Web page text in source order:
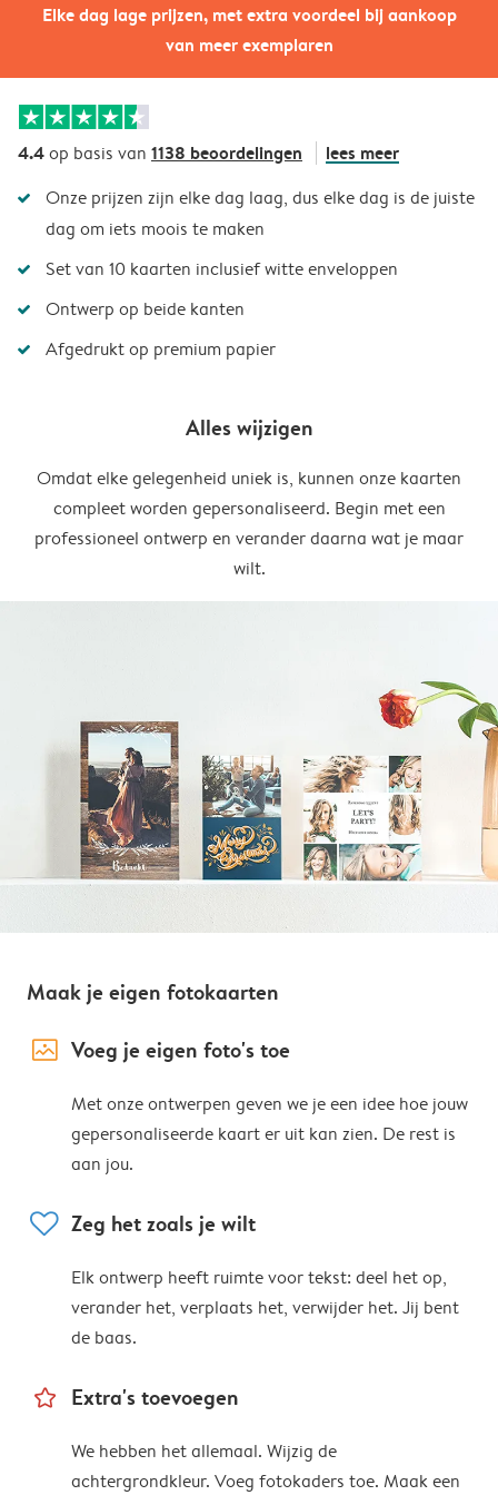
Elke dag lage prijzen, met extra voordeel bij aankoop
van meer exemplaren
4.4op basis van 1138 beoordelingen lees meer
Onze prijzen zijn elke dag laag, dus elke dag is de juiste
dag om iets moois te maken
Set van 10 kaarten inclusief witte enveloppen
Ontwerp op beide kanten
Afgedrukt op premium papier
Alles wijzigen
Omdat elke gelegenheid uniek is, kunnen onze kaarten
compleet worden gepersonaliseerd. Begin met een
professioneel ontwerp en verander daarna wat je maar
wilt.
Maak je eigen fotokaarten
image_placeholder Voeg je eigen foto's toe
Met onze ontwerpen geven we je een idee hoe jouw
gepersonaliseerde kaart er uit kan zien. De rest is
aan jou.
heart Zeg het zoals je wilt
Elk ontwerp heeft ruimte voor tekst: deel het op,
verander het, verplaats het, verwijder het. Jij bent
de baas.
star_outline Extra's toevoegen
We hebben het allemaal. Wijzig de
achtergrondkleur. Voeg fotokaders toe. Maak een